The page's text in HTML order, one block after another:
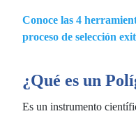
Conoce las 4
proceso de selección
¿Qué es un
Es un instrumento